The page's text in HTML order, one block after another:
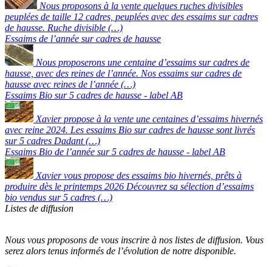
Nous proposons à la vente quelques ruches divisibles
peuplées de taille 12 cadres, peuplées avec des essaims sur cadres
de hausse. Ruche divisible (…)
Essaims de l’année sur cadres de hausse
Nous proposerons une centaine d’essaims sur cadres de
hausse, avec des reines de l’année. Nos essaims sur cadres de
hausse avec reines de l’année (…)
Essaims Bio sur 5 cadres de hausse - label AB
Xavier propose à la vente une centaines d’essaims hivernés
avec reine 2024. Les essaims Bio sur cadres de hausse sont livrés
sur 5 cadres Dadant (…)
Essaims Bio de l’année sur 5 cadres de hausse - label AB
Xavier vous propose des essaims bio hivernés, prêts à
produire dès le printemps 2026 Découvrez sa sélection d’essaims
bio vendus sur 5 cadres (…)
Listes de diffusion
Nous vous proposons de vous inscrire à nos listes de diffusion. Vous
serez alors tenus informés de l’évolution de notre disponible.